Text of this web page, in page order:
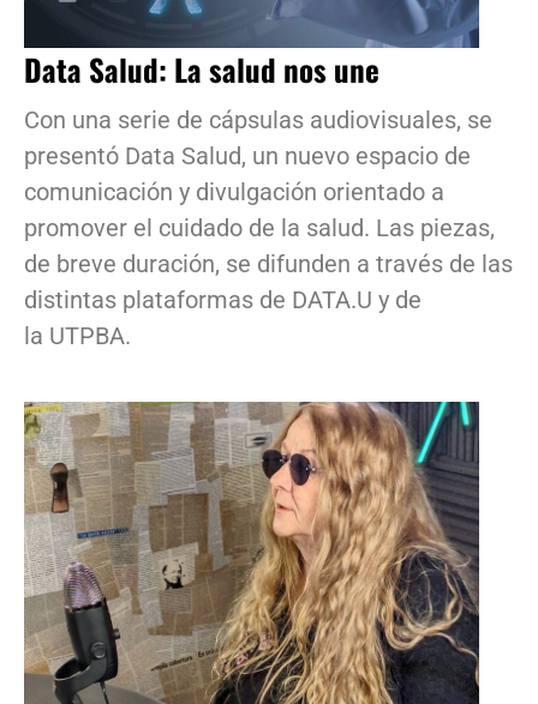
Data Salud: La salud nos une
Con una serie de cápsulas audiovisuales, se
presentó Data Salud, un nuevo espacio de
comunicación y divulgación orientado a
promover el cuidado de la salud. Las piezas,
de breve duración, se difunden a través de las
distintas plataformas de DATA.U y de
la UTPBA.